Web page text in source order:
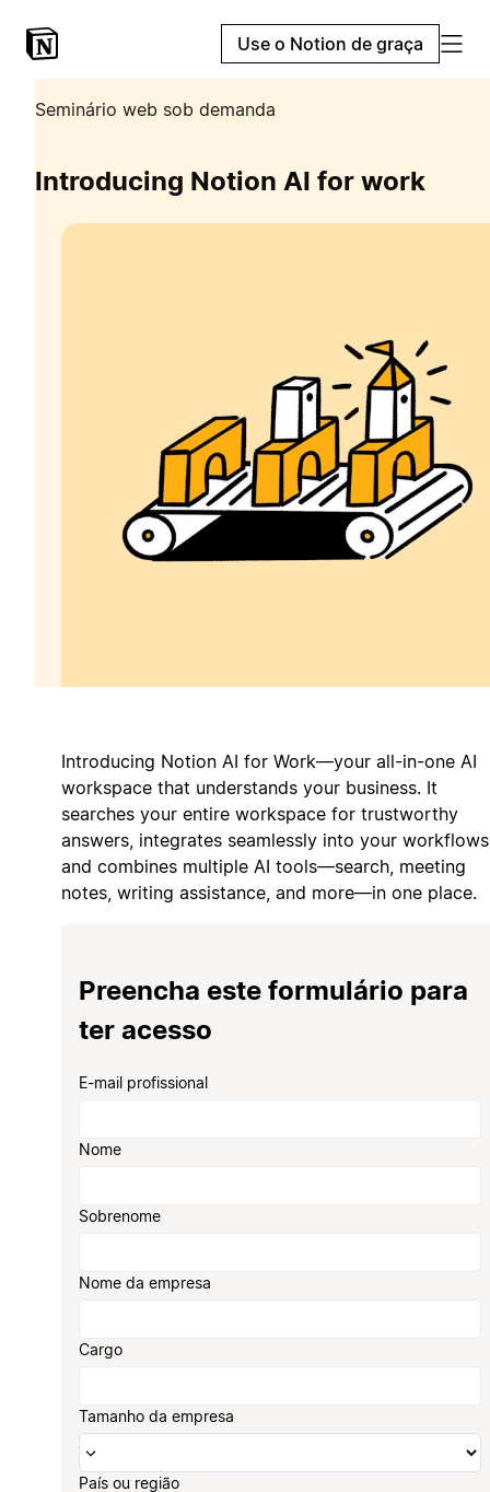
Use o Notion de graça
Seminário web sob demanda
Introducing Notion AI for work
Introducing Notion AI for Work—your all-in-one AI
workspace that understands your business. It
searches your entire workspace for trustworthy
answers, integrates seamlessly into your
and combines multiple AI tools—search, meeting
notes, writing assistance, and more—in one place.
Preencha este formulário para
ter acesso
E-mail profissional
Nome
Sobrenome
Nome da empresa
Cargo
Tamanho da empresa
País ou região